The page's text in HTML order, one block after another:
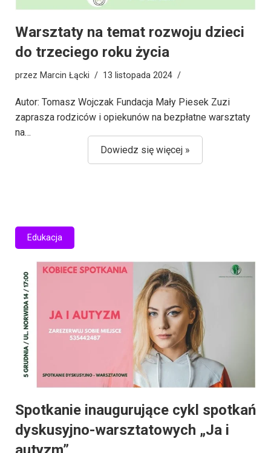
Warsztaty na temat rozwoju dzieci
do trzeciego roku życia
przez Marcin Łącki 13 listopada 2024
Autor: Tomasz Wojczak Fundacja Mały Piesek Zuzi
zaprasza rodziców i opiekunów na bezpłatne warsztaty
na…
Dowiedz się więcej »
Spotkanie inaugurujące cykl spotkań
dyskusyjno-warsztatowych „Ja i
Edukacja